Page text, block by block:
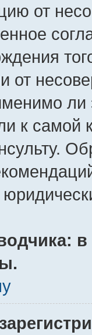
от
от
ли
к самой